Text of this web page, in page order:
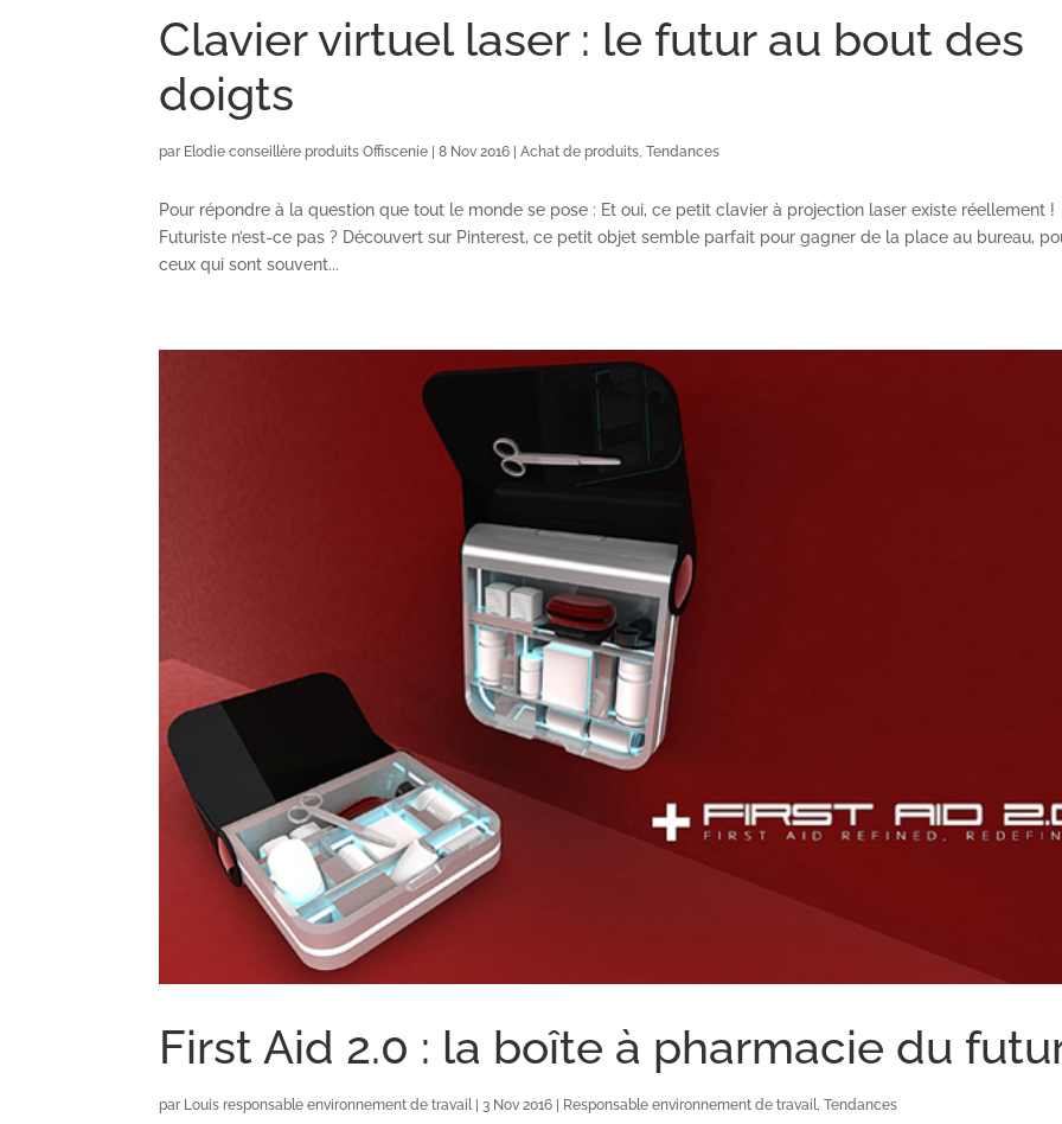
Clavier virtuel laser : le futur au bout des
doigts
par Elodie conseillère produits Offiscenie |8 Nov 2016 |Achat de produits ,Tendances
Pour répondre à la question que tout le monde se pose : Et oui, ce petit clavier à projection laser existe réellement !
Futuriste n’est-ce pas ? Découvert sur Pinterest, ce petit objet semble parfait pour gagner de la place au bureau,
ceux qui sont souvent...
First Aid 2.0 : la boîte à pharmacie du
par Louis responsable environnement de travail|3 Nov 2016 Responsable environnement de travail,Tendances